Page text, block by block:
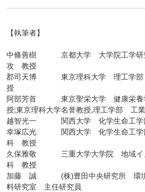
【執筆者】
中條善樹 京都大学 大学院工学研
攻 教授
郡司天博 東京理科大学 理工学部
授
阿部芳首 東京聖栄大学 健康栄養
授;東京理科大学名誉教授,理工学部 工
越智光一 関西大学 化学生命工学
幸塚広光 関西大学 化学生命工学
科 教授
久保雅敬 三重大学大学院 地域イノ
科 教授
加藤 誠 (株)豊田中央研究所 環境
料研究室 主任研究員